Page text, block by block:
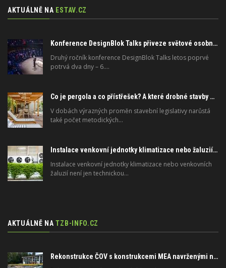
AKTUÁLNĚ NA ESTAV.CZ
Konference DesignBlok Talks přiveze světové osobnosti designu a architektury
Druhý ročník konference DesignBlok Talks letos poprvé
potrvá dva dny – 6.…
Co je pergola a co přístřešek? A které drobné stavby musíte povolovat? Pomůže metodika
V dobách výrazných proměn stavební legislativy narůstá
také počet metodických…
Instalace venkovní jednotky klimatizace nebo žaluzií podléhá jasným právním pravidlům
Instalace venkovní jednotky klimatizace nebo venkovních
žaluzií není jen technickou…
AKTUÁLNĚ NA TZB-INFO.CZ
Rekonstrukce ČOV s konstrukcemi MEA navrženými na dlouhou životnost